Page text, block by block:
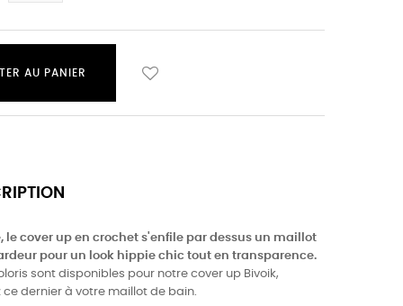
AU PANIER
le cover up en crochet s'enfile par dessus un maillot
pour un look hippie chic tout en transparence.
sont disponibles pour notre cover up Bivoik,
ce dernier à votre maillot de bain.